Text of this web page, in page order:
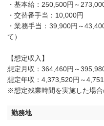
・基本給：250,500円～
・交替番手当：10,000円
・業務手当：39,900円～
て）
【想定収入】
想定月収：364,460円～
想定年収：4,373,520円～
※想定残業時間を実施した場
勤務地